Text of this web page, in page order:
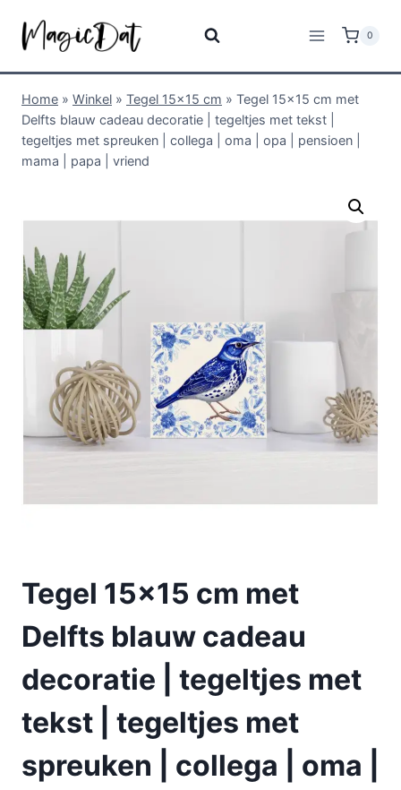
0
Home » Winkel » Tegel 15x15 cm » Tegel 15×15 cm met
Delfts blauw cadeau decoratie | tegeltjes met tekst |
tegeltjes met spreuken | collega | oma | opa | pensioen |
mama | papa | vriend
Tegel 15×15 cm met
Delfts blauw cadeau
decoratie | tegeltjes met
tekst | tegeltjes met
spreuken | collega | oma |